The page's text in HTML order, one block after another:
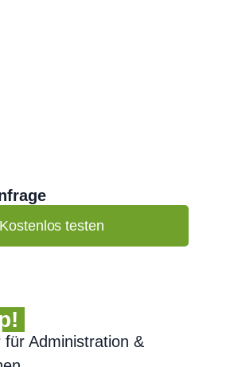
Kostenlos testen
für Administration &